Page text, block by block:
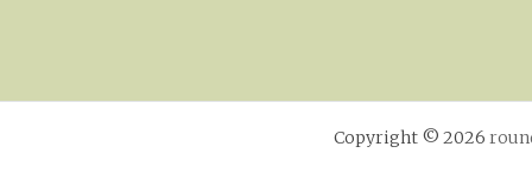
Copyright © 2026